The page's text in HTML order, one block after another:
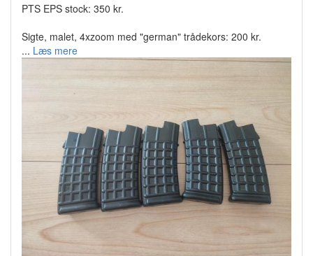
PTS EPS stock: 350 kr.
Sigte, malet, 4xzoom med "german" trådekors: 200 kr.
... Læs mere